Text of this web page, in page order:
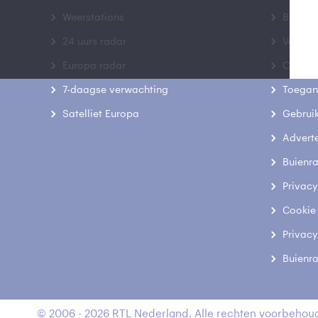
Weerstations
24 uurs radar
Europa radar
7-daagse verwachting
Satelliet Europa
Contact
© 2006 - 2026 RTL Nederland. Alle rechten